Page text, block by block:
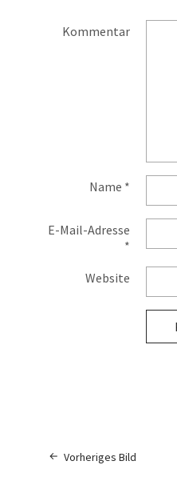
Kommentar
Name *
E-Mail-Adresse
*
Website
Vorheriges Bild